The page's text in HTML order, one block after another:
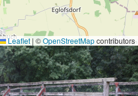
Leaflet | ©OpenStreetMapcontributors